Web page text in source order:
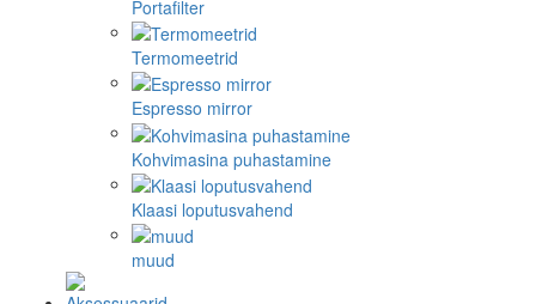
Portafilter
Termomeetrid
Espresso mirror
Kohvimasina puhastamine
Klaasi loputusvahend
muud